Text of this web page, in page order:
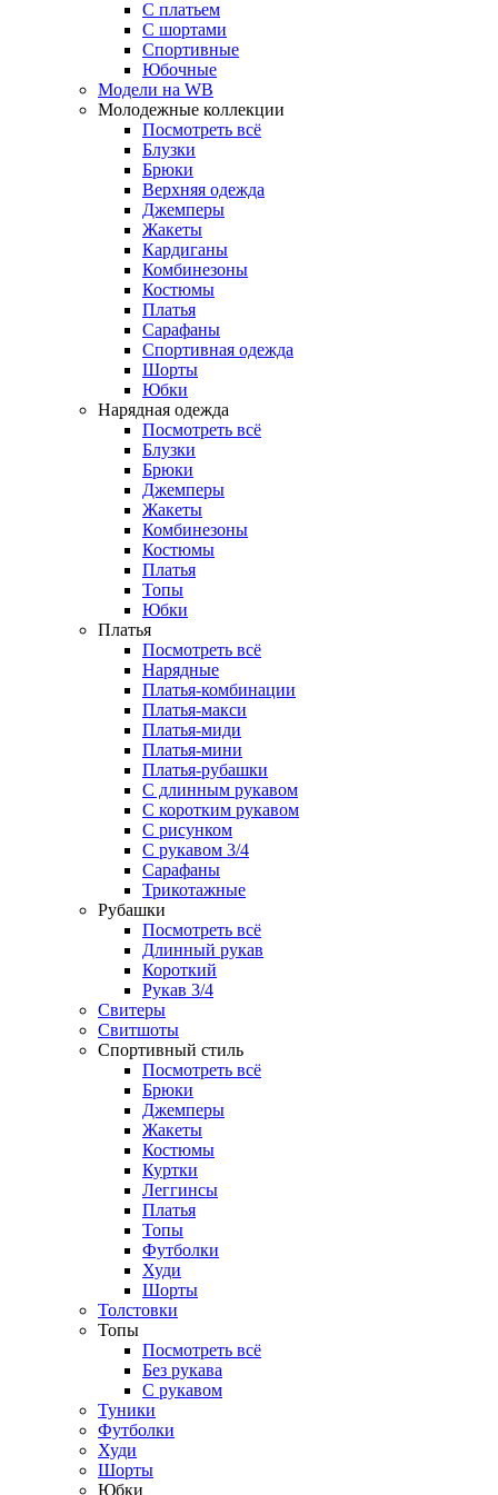
С платьем
С шортами
Спортивные
Юбочные
Модели на WB
Молодежные коллекции
Посмотреть всё
Блузки
Брюки
Верхняя одежда
Джемперы
Жакеты
Кардиганы
Комбинезоны
Костюмы
Платья
Сарафаны
Спортивная одежда
Шорты
Юбки
Нарядная одежда
Посмотреть всё
Блузки
Брюки
Джемперы
Жакеты
Комбинезоны
Костюмы
Платья
Топы
Юбки
Платья
Посмотреть всё
Нарядные
Платья-комбинации
Платья-макси
Платья-миди
Платья-мини
Платья-рубашки
С длинным рукавом
С коротким рукавом
С рисунком
С рукавом 3/4
Сарафаны
Трикотажные
Рубашки
Посмотреть всё
Длинный рукав
Короткий
Рукав 3/4
Свитеры
Свитшоты
Спортивный стиль
Посмотреть всё
Брюки
Джемперы
Жакеты
Костюмы
Куртки
Леггинсы
Платья
Топы
Футболки
Худи
Шорты
Толстовки
Топы
Посмотреть всё
Без рукава
С рукавом
Туники
Футболки
Худи
Шорты
Юбки